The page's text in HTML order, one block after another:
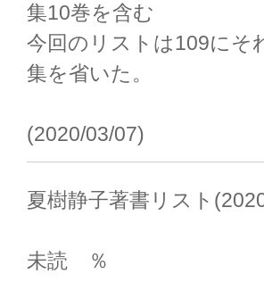
集10巻を含む
今回のリストは109にそ
集を省いた。
(2020/03/07)
夏樹静子著書リスト
未読 ％